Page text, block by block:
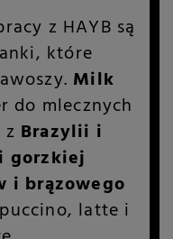
z HAYB są
które
Milk
do mlecznych
Brazylii i
gorzkiej
i brązowego
latte i